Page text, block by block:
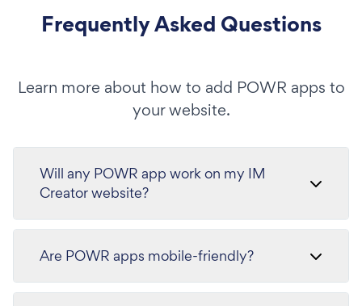
Frequently Asked Questions
Learn more about how to add POWR apps to
your website.
Will any POWR app work on my IM
Creator website?
Are POWR apps mobile-friendly?